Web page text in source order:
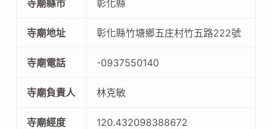
寺廟縣市 彰化縣
寺廟地址 彰化縣竹塘鄉五庄村竹五路222號
寺廟電話 -0937550140
寺廟負責人 林克敏
寺廟經度 120.432098388672